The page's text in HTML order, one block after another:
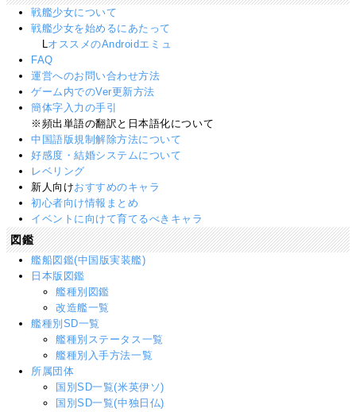
戦艦少女について
戦艦少女を始めるにあたって
LオススメのAndroidエミュ
FAQ
運営へのお問い合わせ方法
ゲーム内でのVer更新方法
簡体字入力の手引
※頻出単語の翻訳と日本語化について
中国語版規制解除方法について
好感度・結婚システムについて
レベリング
新人向けおすすめのキャラ
初心者向け情報まとめ
イベントに向けて育てるべきキャラ
図鑑
艦船図鑑(中国版実装艦)
日本版図鑑
艦種別図鑑
改造艦一覧
艦種別SD一覧
艦種別ステータス一覧
艦種別入手方法一覧
所属団体
国別SD一覧(米英伊ソ)
国別SD一覧(中独日仏)